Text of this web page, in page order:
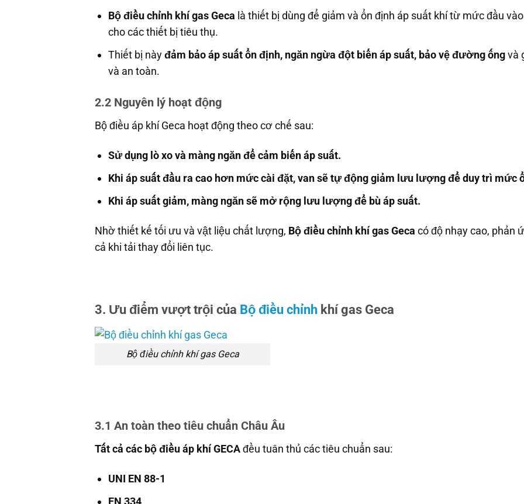
Bộ điều chỉnh khí gas Geca là thiết bị dùng để giảm và ổn định áp suất khí từ mức đầu
cho các thiết bị tiêu thụ.
Thiết bị nàyđảm bảo áp suất ổn định, ngăn ngừa đột biến áp suất, bảo vệ đường ốngvà
và an toàn.
2.2 Nguyên lý hoạt động
Bộ điều áp khí Geca hoạt động theo cơ chế sau:
Sử dụng lò xo và màng ngăn để cảm biến áp suất.
Khi áp suất đầu ra cao hơn mức cài đặt, van sẽ tự động giảm lưu lượng để duy trì mức
Khi áp suất giảm, màng ngăn sẽ mở rộng lưu lượng để bù áp suất.
Nhờ thiết kế tối ưu và vật liệu chất lượng, Bộ điều chỉnh khí gas Geca có độ nhạy cao, phản
cả khi tải thay đổi liên tục.
3. Ưu điểm vượt trội của Bộ điều chỉnh khí gas Geca
Bộ điều chỉnh khí gas Geca
3.1 An toàn theo tiêu chuẩn Châu Âu
Tất cả các bộ điều áp khí GECAđều tuân thủ các tiêu chuẩn sau:
UNI EN 88-1
EN 334